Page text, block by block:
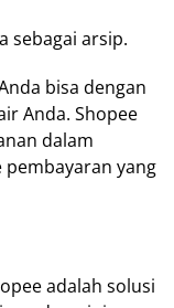
sebagai arsip.
bisa dengan
Anda. Shopee
dalam
yang
adalah solusi